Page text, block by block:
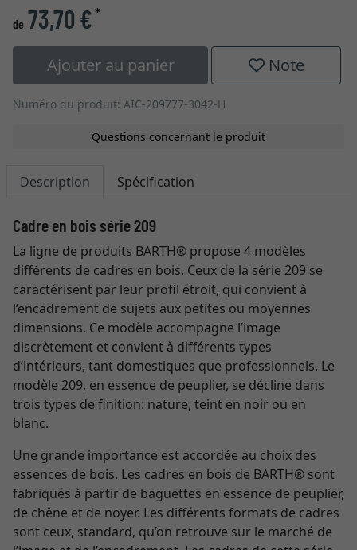
de 73,70 €*
Ajouter au panier Note
Numéro du produit: AIC-209777-3042-H
Questions concernant le produit
Description Spécification
Cadre en bois série 209
La ligne de produits BARTH® propose 4 modèles
différents de cadres en bois. Ceux de la série 209 se
caractérisent par leur profil étroit, qui convient à
l’encadrement de sujets aux petites ou moyennes
dimensions. Ce modèle accompagne l’image
discrètement et convient à différents types
d’intérieurs, tant domestiques que professionnels. Le
modèle 209, en essence de peuplier, se décline dans
trois types de finition: nature, teint en noir ou en
blanc.
Une grande importance est accordée au choix des
essences de bois. Les cadres en bois de BARTH® sont
fabriqués à partir de baguettes en essence de peuplier,
de chêne et de noyer. Les différents formats de cadres
sont ceux, standard, qu’on retrouve sur le marché de